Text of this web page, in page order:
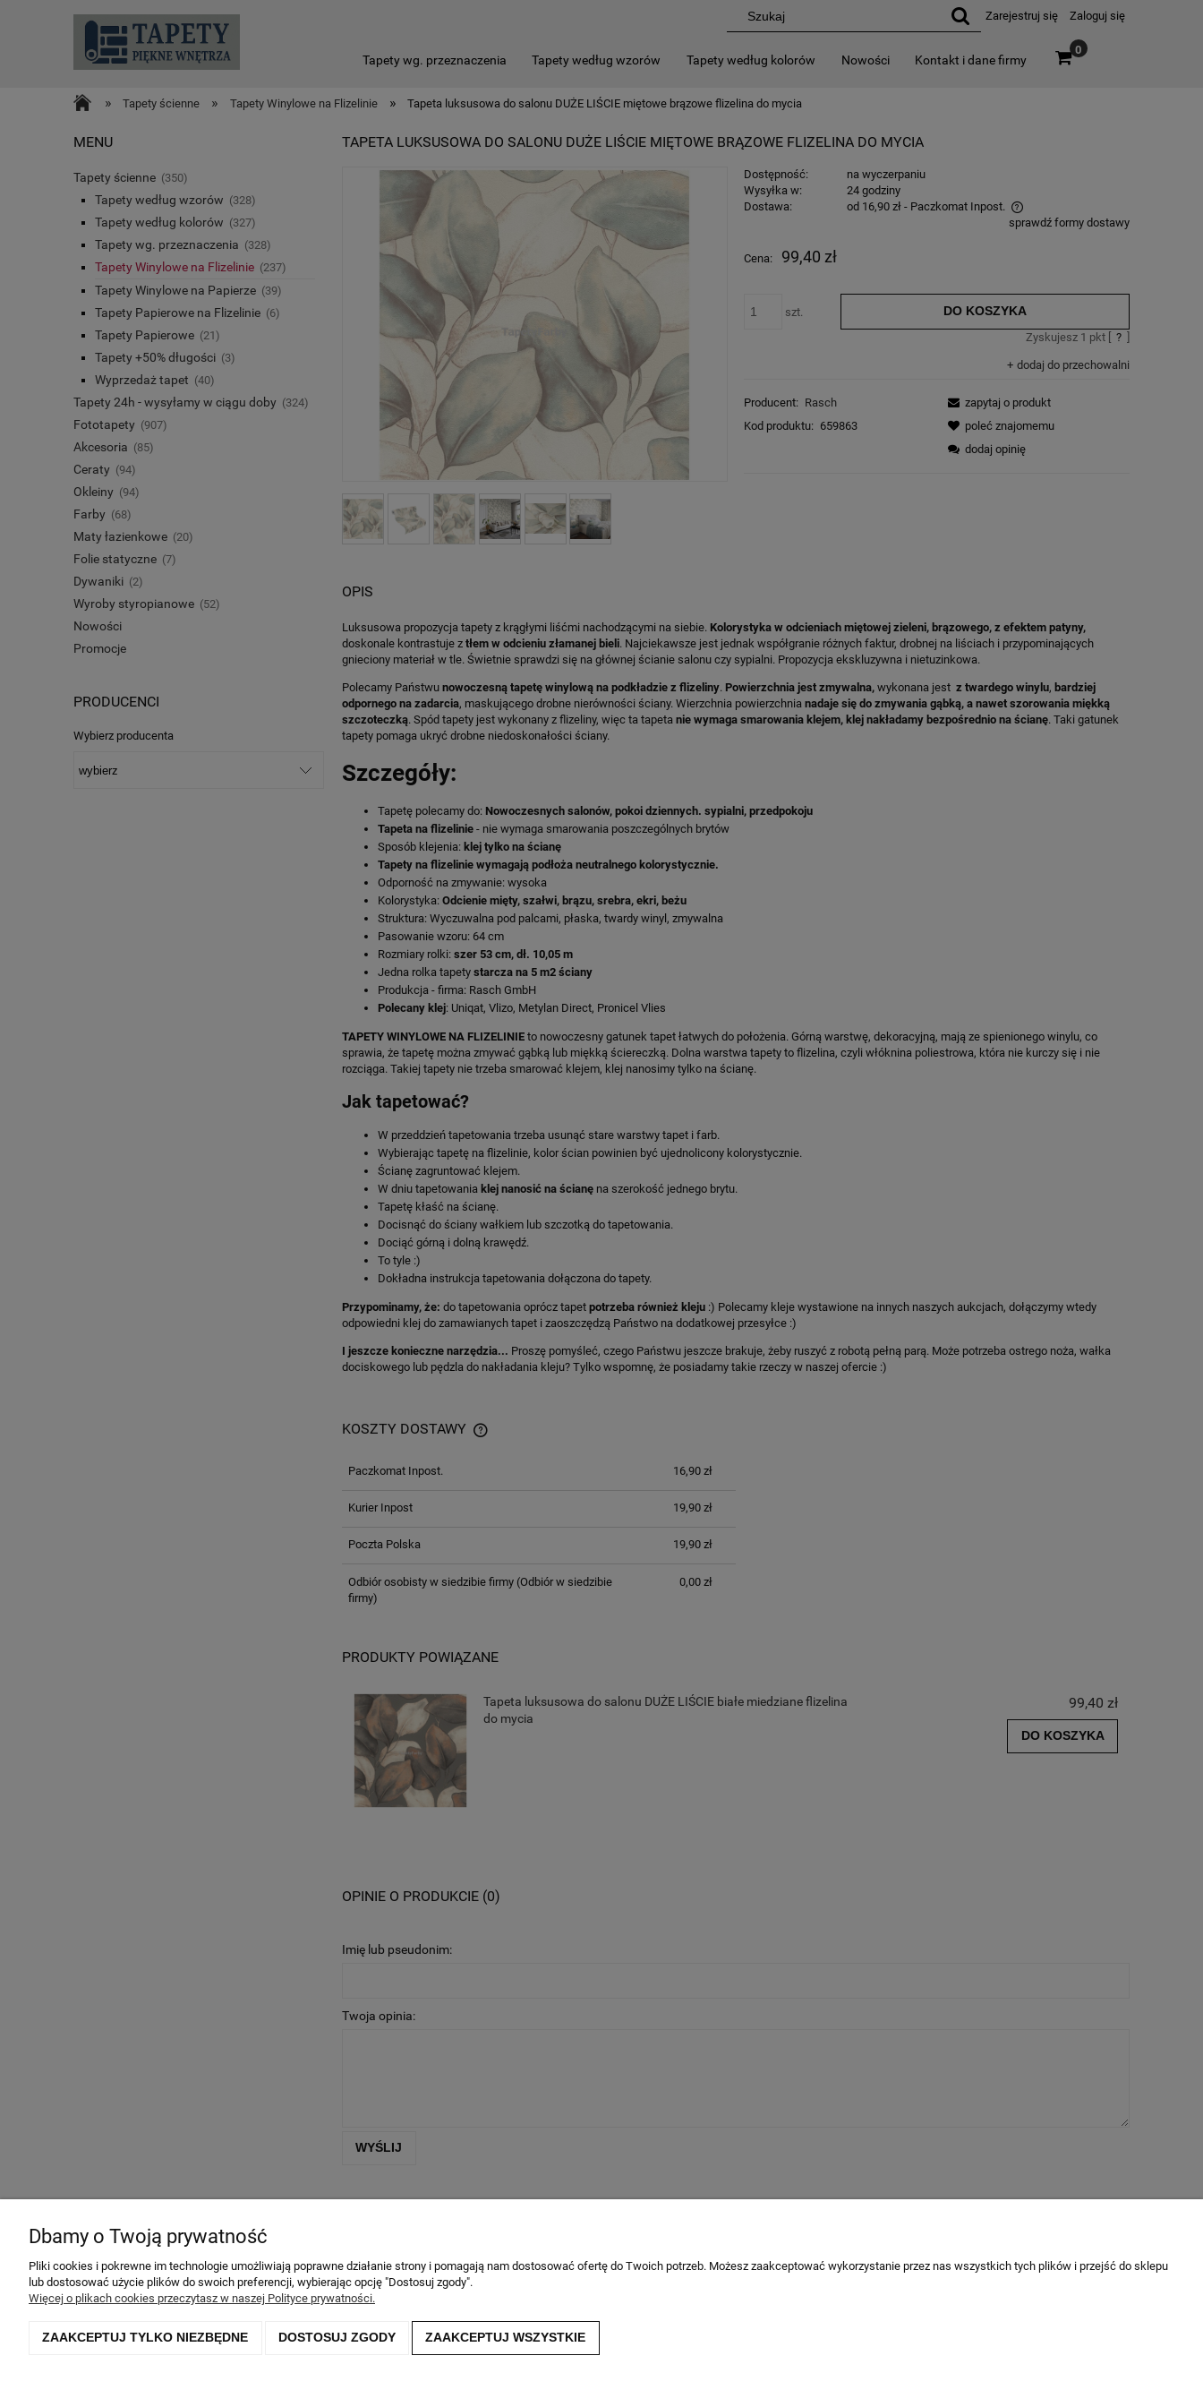
Zarejestruj się Zaloguj się
Tapety wg. przeznaczenia Tapety według wzorów Tapety według kolorów Nowości Kontakt i dane firmy
0
» Tapety ścienne » Tapety Winylowe na Flizelinie » Tapeta luksusowa do salonu DUŻE LIŚCIE miętowe brązowe flizelina do mycia
MENU
Tapety ścienne (350)
Tapety według wzorów (328)
Tapety według kolorów (327)
Tapety wg. przeznaczenia (328)
Tapety Winylowe na Flizelinie (237)
Tapety Winylowe na Papierze (39)
Tapety Papierowe na Flizelinie (6)
Tapety Papierowe (21)
Tapety +50% długości (3)
Wyprzedaż tapet (40)
Tapety 24h - wysyłamy w ciągu doby (324)
Fototapety (907)
Akcesoria (85)
Ceraty (94)
Okleiny (94)
Farby (68)
Maty łazienkowe (20)
Folie statyczne (7)
Dywaniki (2)
Wyroby styropianowe (52)
Nowości
Promocje
PRODUCENCI
Wybierz producenta
TAPETA LUKSUSOWA DO SALONU DUŻE LIŚCIE MIĘTOWE BRĄZOWE FLIZELINA DO MYCIA
Dostępność:
na wyczerpaniu
Wysyłka w:
24 godziny
Dostawa:
od 16,90 zł - Paczkomat Inpost.
sprawdź formy dostawy
Cena: 99,40 zł
szt. DO KOSZYKA
Zyskujesz 1 pkt [ ?
dodaj do przechowalni
Producent: Rasch
Kod produktu: 659863
zapytaj o produkt
poleć znajomemu
dodaj opinię
OPIS
Luksusowa propozycja tapety z krągłymi liśćmi nachodzącymi na siebie. Kolorystyka w odcieniach miętowej zieleni, brązowego, z efektem patyny,
doskonale kontrastuje z tłem w odcieniu złamanej bieli. Najciekawsze jest jednak współgranie różnych faktur, drobnej na liściach i przypominających
gnieciony materiał w tle. Świetnie sprawdzi się na głównej ścianie salonu czy sypialni. Propozycja ekskluzywna i nietuzinkowa.
Polecamy Państwu nowoczesną tapetę winylową na podkładzie z flizeliny. Powierzchnia jest zmywalna, wykonana jest z twardego winylu, bardziej
odpornego na zadarcia, maskującego drobne nierówności ściany. Wierzchnia powierzchnia nadaje się do zmywania gąbką, a nawet szorowania miękką
szczoteczką. Spód tapety jest wykonany z flizeliny, więc ta tapeta nie wymaga smarowania klejem, klej nakładamy bezpośrednio na ścianę. Taki gatunek
tapety pomaga ukryć drobne niedoskonałości ściany.
Szczegóły:
Tapetę polecamy do: Nowoczesnych salonów, pokoi dziennych. sypialni, przedpokoju
Tapeta na flizelinie - nie wymaga smarowania poszczególnych brytów
Sposób klejenia: klej tylko na ścianę
Tapety na flizelinie wymagają podłoża neutralnego kolorystycznie.
Odporność na zmywanie: wysoka
Kolorystyka: Odcienie mięty, szałwi, brązu, srebra, ekri, beżu
Struktura: Wyczuwalna pod palcami, płaska, twardy winyl, zmywalna
Pasowanie wzoru: 64 cm
Rozmiary rolki: szer 53 cm, dł. 10,05 m
Jedna rolka tapety starcza na 5 m2 ściany
Produkcja - firma: Rasch GmbH
Polecany klej: Uniqat, Vlizo, Metylan Direct, Pronicel Vlies
TAPETY WINYLOWE NA FLIZELINIE to nowoczesny gatunek tapet łatwych do położenia. Górną warstwę, dekoracyjną, mają ze spienionego winylu, co
sprawia, że tapetę można zmywać gąbką lub miękką ściereczką. Dolna warstwa tapety to flizelina, czyli włóknina poliestrowa, która nie kurczy się i nie
rozciąga. Takiej tapety nie trzeba smarować klejem, klej nanosimy tylko na ścianę.
Jak tapetować?
W przeddzień tapetowania trzeba usunąć stare warstwy tapet i farb.
Wybierając tapetę na flizelinie, kolor ścian powinien być ujednolicony kolorystycznie.
Ścianę zagruntować klejem.
W dniu tapetowania klej nanosić na ścianę na szerokość jednego brytu.
Tapetę kłaść na ścianę.
Docisnąć do ściany wałkiem lub szczotką do tapetowania.
Dociąć górną i dolną krawędź.
To tyle :)
Dokładna instrukcja tapetowania dołączona do tapety.
Przypominamy, że: do tapetowania oprócz tapet potrzeba również kleju :) Polecamy kleje wystawione na innych naszych aukcjach, dołączymy wtedy
odpowiedni klej do zamawianych tapet i zaoszczędzą Państwo na dodatkowej przesyłce :)
I jeszcze konieczne narzędzia... Proszę pomyśleć, czego Państwu jeszcze brakuje, żeby ruszyć z robotą pełną parą. Może potrzeba ostrego noża, wałka
dociskowego lub pędzla do nakładania kleju? Tylko wspomnę, że posiadamy takie rzeczy w naszej ofercie :)
KOSZTY DOSTAWY
Paczkomat Inpost. 16,90 zł
Kurier Inpost 19,90 zł
Poczta Polska 19,90 zł
Odbiór osobisty w siedzibie firmy(Odbiór w siedzibie
firmy)
0,00 zł
PRODUKTY POWIĄZANE
Tapeta luksusowa do salonu DUŻE LIŚCIE białe miedziane flizelina
do mycia
99,40 zł
DO KOSZYKA
OPINIE O PRODUKCIE (0)
Imię lub pseudonim:
Twoja opinia:
WYŚLIJ
Informacje
Regulamin sklepu
Polityka prywatności
Zwroty i reklamacje
Czas i koszty dostawy
Twoje zamówienia
Ustawienia konta
O firmie
Dbamy o Twoją prywatność
Pliki cookies i pokrewne im technologie umożliwiają poprawne działanie strony i pomagają nam dostosować ofertę do Twoich potrzeb. Możesz zaakceptować wykorzystanie przez nas wszystkich tych plików i przejść do sklepu
lub dostosować użycie plików do swoich preferencji, wybierając opcję "Dostosuj zgody".
Więcej o plikach cookies przeczytasz w naszej Polityce prywatności.
ZAAKCEPTUJ TYLKO NIEZBĘDNE DOSTOSUJ ZGODY ZAAKCEPTUJ WSZYSTKIE